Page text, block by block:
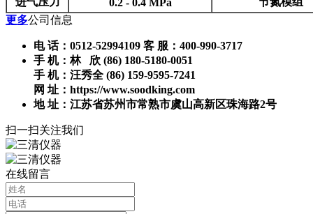
0.2 - 0.4 MPa
更多公司信息
电 话：0512-52994109 客 服：400-990-3717
手 机：林 欣 (86) 180-5180-0051
手 机：汪秀全 (86) 159-9595-7241
网 址：https://www.soodking.com
地 址：江苏省苏州市常熟市虞山高新区珠海路2号
扫一扫关注我们
在线留言